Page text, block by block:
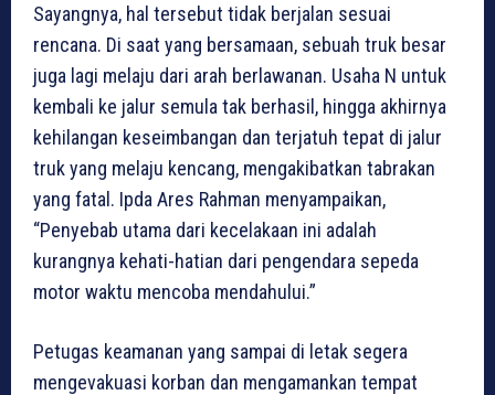
Sayangnya, hal tersebut tidak berjalan sesuai
rencana. Di saat yang bersamaan, sebuah truk besar
juga lagi melaju dari arah berlawanan. Usaha N untuk
kembali ke jalur semula tak berhasil, hingga akhirnya
kehilangan keseimbangan dan terjatuh tepat di jalur
truk yang melaju kencang, mengakibatkan tabrakan
yang fatal. Ipda Ares Rahman menyampaikan,
“Penyebab utama dari kecelakaan ini adalah
kurangnya kehati-hatian dari pengendara sepeda
motor waktu mencoba mendahului.”
Petugas keamanan yang sampai di letak segera
mengevakuasi korban dan mengamankan tempat